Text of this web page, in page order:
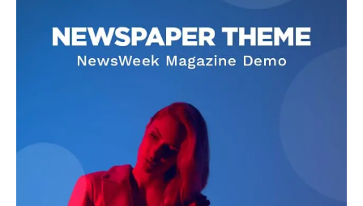
DOWNLOAD NOW
AIN NEWS 1
Contact Us
About Us
Privacy Policy